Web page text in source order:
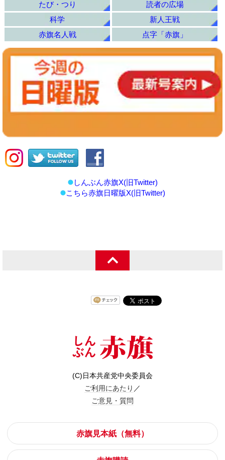
たび・つり
読者の広場
科学
新人王戦
赤旗名人戦
点字「赤旗」
しんぶん赤旗X(旧Twitter)
こちら赤旗日曜版X(旧Twitter)
(C)日本共産党中央委員会
ご利用にあたり ／
ご意見・質問
赤旗見本紙（無料）